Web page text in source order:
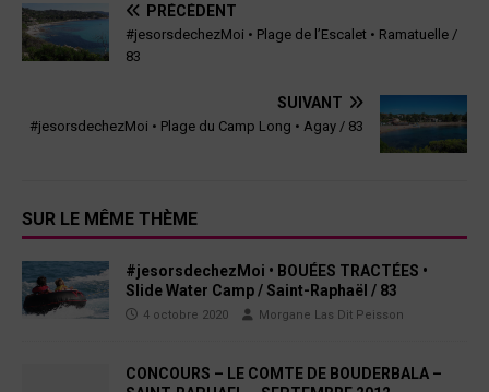
PRÉCÉDENT
#jesorsdechezMoi • Plage de l’Escalet • Ramatuelle /
83
SUIVANT
#jesorsdechezMoi • Plage du Camp Long • Agay / 83
SUR LE MÊME THÈME
#jesorsdechezMoi • BOUÉES TRACTÉES •
Slide Water Camp / Saint-Raphaël / 83
4 octobre 2020 Morgane Las Dit Peisson
CONCOURS – LE COMTE DE BOUDERBALA –